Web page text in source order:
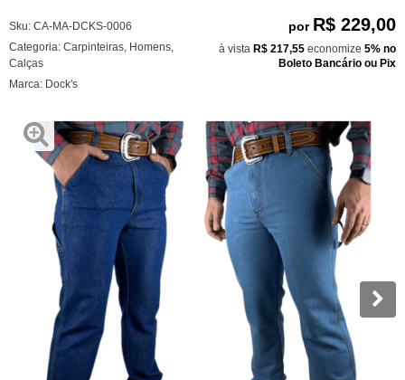
Sku: CA-MA-DCKS-0006
Categoria: Carpinteiras Homens
Calças
Marca: Dock's
por R$ 229,00
à vista R$ 217,55 economize 5% no
Boleto Bancário ou Pix